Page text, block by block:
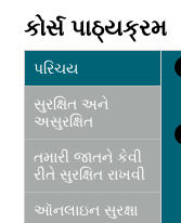
કોર્સ પાઠ્યક્રમ
પરિચય
સુરક્ષિત અને
અસુરક્ષિત
તમારી જાતને કેવી
રીતે સુરક્ષિત રાખવી
ઑનલાઇન સુરક્ષા